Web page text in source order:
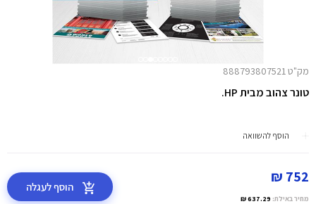
מק"ט 888793807521
טונר צהוב מבית HP.
הוסף להשוואה
752 ₪
מחיר באילת: 637.29 ₪
הוסף לעגלה